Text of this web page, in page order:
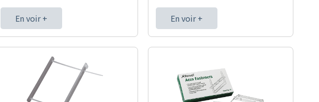
En voir + En voir +